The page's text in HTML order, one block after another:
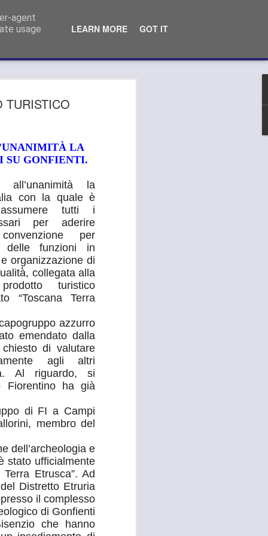
TURISTICO
LA
SU GONFIENTI.
la
con la quale è
tutti i
per aderire
per
delle funzioni in
organizzazione di
collegata alla
turistico
“Toscana Terra
azzurro
emendato dalla
di valutare
agli altri
Al riguardo, si
Fiorentino ha già
di FI a Campi
membro del
dell’archeologia e
stato ufficialmente
Etrusca”. Ad
Distretto Etruria
il complesso
di Gonfienti
che hanno
agent
usage
LEARN MORE GOT IT
Campi Bisenzio (FI)
GANDOLA
DELL’AREA
ALLO
DEL
SI APPELLA AI PRESIDENTI
"OPPONETEVI ALLO
DA PARTE DELL’ASL".
per il 27 agosto prossimo, con
dell’Asl Toscana Centro
metropolitana fiorentina, che
valere le ragioni dei territori
balbettii, serve una risposta forte
in corso del servizio di continuità
AUG